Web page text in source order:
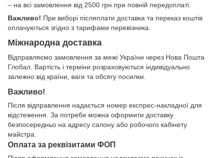
– на всі замовлення від 2500 грн при повній передоплаті.
Важливо! При виборі післяплати доставка та переказ коштів
оплачуються згідно з тарифами перевізника.
Міжнародна доставка
Відправляємо замовлення за межі України через Нова Пошта
Глобал. Вартість і терміни розраховуються індивідуально
залежно від країни, ваги та обсягу посилки.
Важливо!
Після відправлення надається номер експрес-накладної для
відстеження. За потреби можна оформити доставку
безпосередньо на адресу салону або робочого кабінету
майстра.
Оплата за реквізитами ФОП